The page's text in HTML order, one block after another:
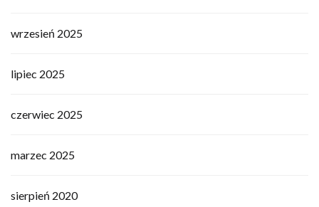
wrzesień 2025
lipiec 2025
czerwiec 2025
marzec 2025
sierpień 2020